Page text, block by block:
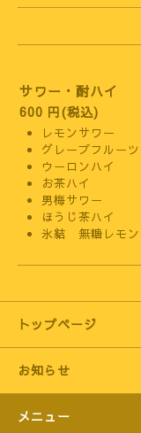
サワー・酎ハイ
600 円(税込)
レモンサワー
グレープフル
ウーロンハイ
お茶ハイ
男梅サワー
ほうじ茶ハイ
氷結
トップページ
お知らせ
メニュー